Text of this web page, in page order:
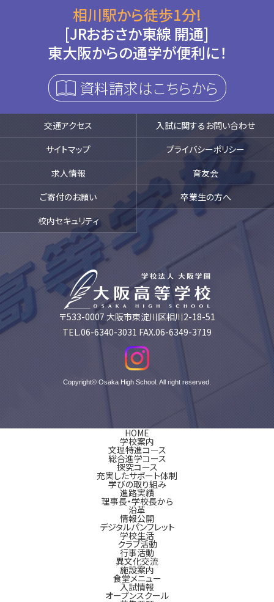
相川駅から徒歩1分!
[JRおおさか東線 開通]
東大阪からの通学が便利に！
資料請求はこちらから
交通アクセス
入試に関するお問い合わせ
サイトマップ
プライバシーポリシー
求人情報
育友会
ご寄付のお願い
卒業生の方へ
校内セキュリティ
〒533-0007 大阪市東淀川区相川2-18-51
TEL.06-6340-3031 FAX.06-6349-3719
Copyright© Osaka High School. All right reserved.
HOME
学校案内
文理特進コース
総合進学コース
探究コース
充実したサポート体制
学びの取り組み
進路実績
理事長・学校長から
沿革
情報公開
デジタルパンフレット
学校生活
クラブ活動
行事活動
異文化交流
施設案内
食堂メニュー
入試情報
オープンスクール